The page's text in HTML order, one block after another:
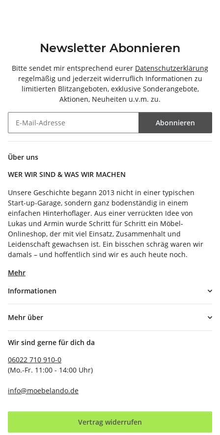
Newsletter Abonnieren
Bitte sendet mir entsprechend eurer Datenschutzerklärung
regelmäßig und jederzeit widerruflich Informationen zu
limitierten Blitzangeboten, exklusive Sonderangebote,
Aktionen, Neuheiten u.v.m. zu.
Abonnieren
Über uns
WER WIR SIND & WAS WIR MACHEN
Unsere Geschichte begann 2013 nicht in einer typischen
Start-up-Garage, sondern ganz bodenständig in einem
einfachen Hinterhoflager. Aus einer verrückten Idee von
Lukas und Armin wurde Schritt für Schritt ein Möbel-
Onlineshop, der mit viel Einsatz, Zusammenhalt und
Leidenschaft gewachsen ist. Ein bisschen schräg waren wir
damals – und hoffentlich sind wir es auch heute noch.
Mehr
Informationen
Mehr über
Wir sind gerne für dich da
06022 710 910-0
(Mo.-Fr. 11:00 - 14:00 Uhr)
info@moebelando.de
Vertrag widerrufen